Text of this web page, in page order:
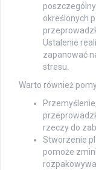
określonych
Ustalenie
zapanować
stresu.
Warto również
rzeczy do
Stworzenie
pomoże